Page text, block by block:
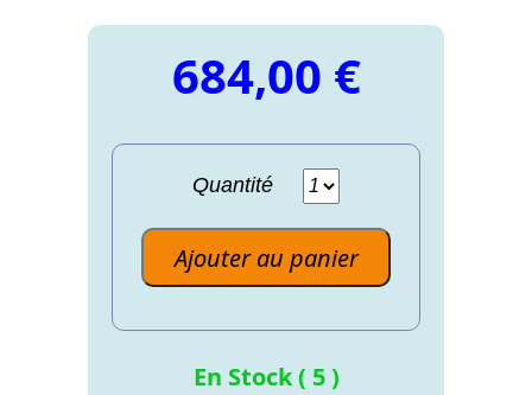
684,00 €
Quantité
Ajouter au panier
En Stock ( 5 )